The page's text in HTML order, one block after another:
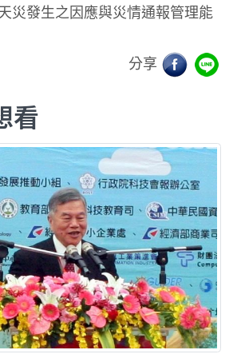
災發生之因應與災情通報管理能
分享
看